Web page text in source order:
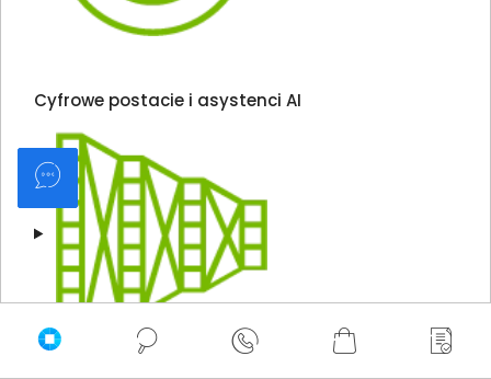
Cyfrowe postacie i asystenci AI
Podkręć swoją kreatywność